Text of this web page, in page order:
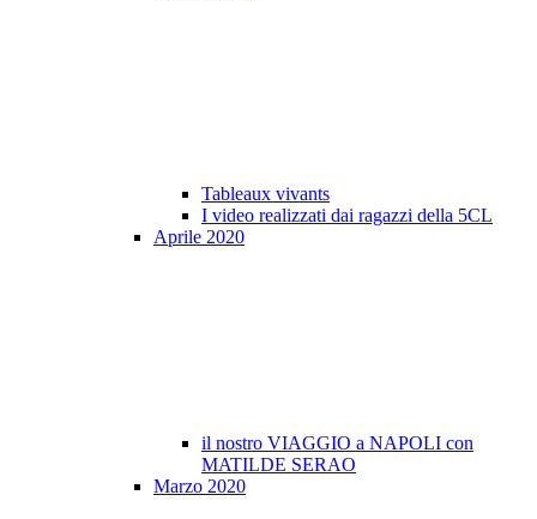
Tableaux vivants
I video realizzati dai ragazzi della 5CL
Aprile 2020
il nostro VIAGGIO a NAPOLI con
MATILDE SERAO
Marzo 2020